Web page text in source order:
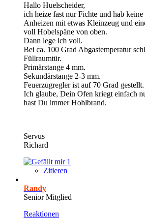
Hallo Huelscheider,
ich heize fast nur Fichte und hab keine
Anheizen mit etwas Kleinzeug und
voll Hobelspäne von oben.
Dann lege ich voll.
Bei ca. 100 Grad Abgastemperatur
Füllraumtür.
Primärstange 4 mm.
Sekundärstange 2-3 mm.
Feuerzugregler ist auf 70 Grad gestellt.
Ich glaube, Dein Ofen kriegt einfach
hast Du immer Hohlbrand.
Servus
Richard
1
Zitieren
Randy
Senior Mitglied
Reaktionen